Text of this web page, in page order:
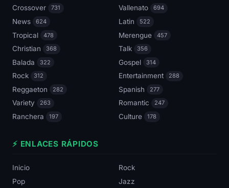
Crossover 731 Vallenato 694
News 624 Latin 522
Tropical 478 Merengue 457
Christian 368 Talk 356
Balada 322 Gospel 314
Rock 312 Entertainment 288
Reggaeton 282 Spanish 277
Variety 263 Romantic 247
Ranchera 197 Culture 178
⚡ ENLACES RÁPIDOS
Inicio
Rock
Pop
Jazz